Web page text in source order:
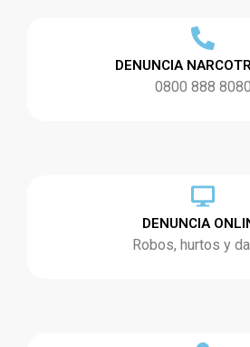
DENUNCIA
0800 888 8080
DENUNCIA
Robos, hurtos y